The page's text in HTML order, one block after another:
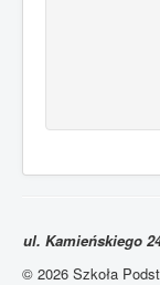
ul. Kamieńskiego
© 2026 Szkoła